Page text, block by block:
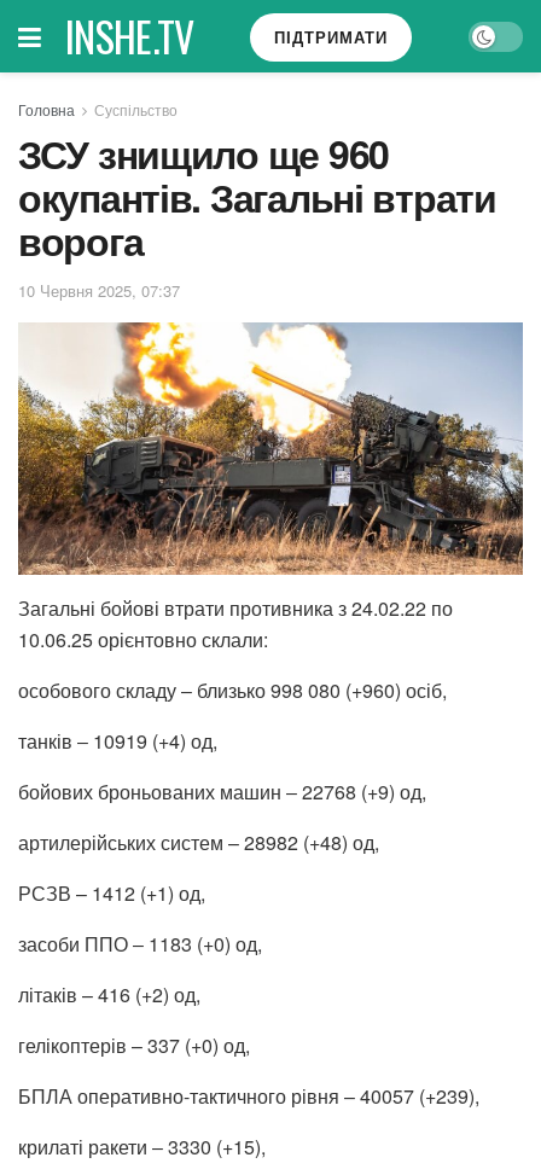
INSHE.TV ПІДТРИМАТИ
Головна Суспільство
ЗСУ знищило ще 960
окупантів. Загальні втрати
ворога
10 Червня 2025, 07:37
Загальні бойові втрати противника з 24.02.22 по
10.06.25 орієнтовно склали:
особового складу ‒ близько 998 080 (+960) осіб,
танків ‒ 10919 (+4) од,
бойових броньованих машин ‒ 22768 (+9) од,
артилерійських систем – 28982 (+48) од,
РСЗВ – 1412 (+1) од,
засоби ППО ‒ 1183 (+0) од,
літаків – 416 (+2) од,
гелікоптерів – 337 (+0) од,
БПЛА оперативно-тактичного рівня – 40057 (+239),
крилаті ракети ‒ 3330 (+15),